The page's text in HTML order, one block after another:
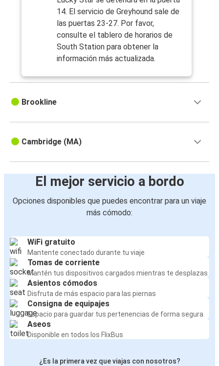
14. El servicio de Greyhound sale de
las puertas 23-27. Por favor,
consulte el tablero de horarios de
South Station para obtener la
información más actualizada.
Brookline
Cambridge (MA)
El mejor servicio a bordo
Opciones disponibles que puedes encontrar para un viaje
más cómodo:
WiFi gratuito
Mantente conectado durante tu viaje
Tomas de corriente
Mantén tus dispositivos cargados mientras te desplazas
Asientos cómodos
Disfruta de más espacio para las piernas
Consigna de equipajes
Espacio para guardar tus pertenencias de forma segura
Aseos
Disponible en todos los FlixBus
¿Es la primera vez que viajas con nosotros?